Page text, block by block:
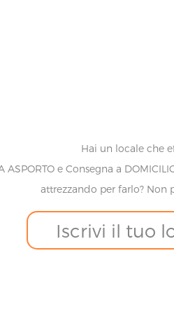
Hai un locale che
ASPORTO e Consegna a
attrezzando per farlo? Non
Iscrivi il tuo